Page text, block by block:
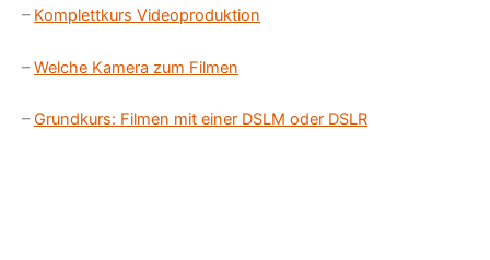
– Komplettkurs Videoproduktion
–Welche Kamera zum Filmen
–Grundkurs: Filmen mit einer DSLM oder DSLR